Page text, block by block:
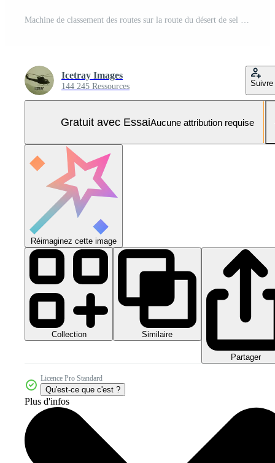
Machine de classement des routes sur la route du désert de sel Photo Pro
Icetray Images
144 245 Ressources Suivre
Gratuit avec EssaiAucune attribution requise
Réimaginez cette image
Collection Similaire
Partager
Licence Pro Standard
Qu'est-ce que c'est ?
Plus d'infos